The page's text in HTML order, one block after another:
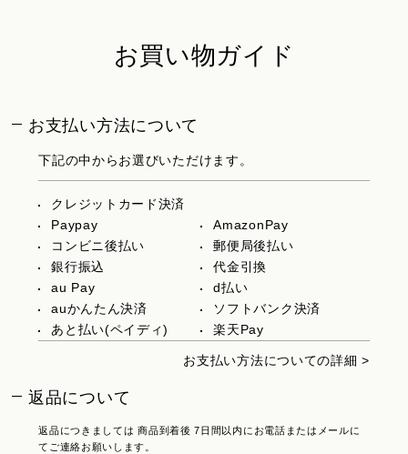
お買い物ガイド
お支払い方法について
下記の中からお選びいただけます。
クレジットカード決済
Paypay
AmazonPay
コンビニ後払い
郵便局後払い
銀行振込
代金引換
au Pay
d払い
auかんたん決済
ソフトバンク決済
あと払い(ペイディ)
楽天Pay
お支払い方法についての詳細 >
返品について
返品につきましては 商品到着後 7日間以内にお電話またはメールに
てご連絡お願いします。